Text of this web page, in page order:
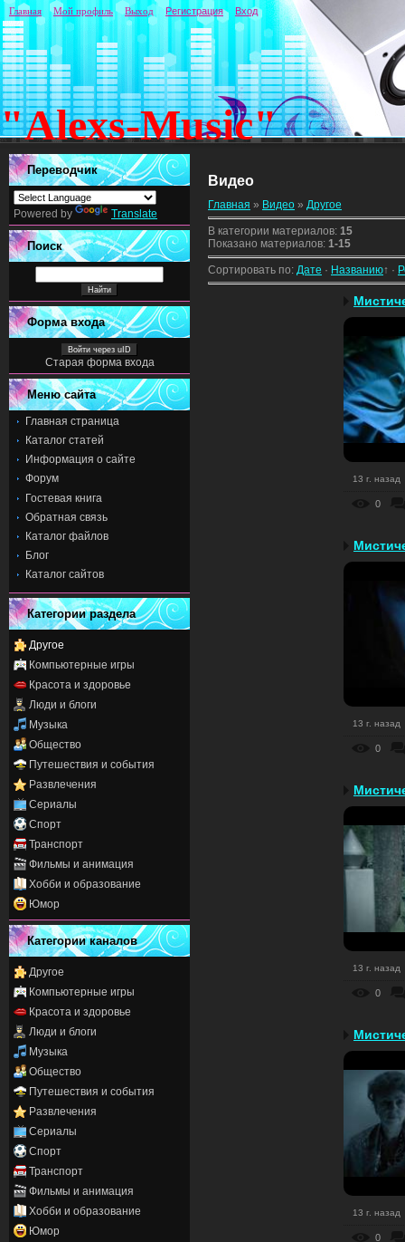
"Alexs-Music"
Главная Мой профиль Выход Регистрация Вход
Переводчик
Powered by Translate
Поиск
Форма входа
Войти через uID
Старая форма входа
Меню сайта
Главная страница
Каталог статей
Информация о сайте
Форум
Гостевая книга
Обратная связь
Каталог файлов
Блог
Каталог сайтов
Категории раздела
Другое
Компьютерные игры
Красота и здоровье
Люди и блоги
Музыка
Общество
Путешествия и события
Развлечения
Сериалы
Спорт
Транспорт
Фильмы и анимация
Хобби и образование
Юмор
Категории каналов
Другое
Компьютерные игры
Красота и здоровье
Люди и блоги
Музыка
Общество
Путешествия и события
Развлечения
Сериалы
Спорт
Транспорт
Фильмы и анимация
Хобби и образование
Юмор
Видео
Главная » Видео » Другое
В категории материалов: 15
Показано материалов: 1-15
Сортировать по: Дате · Названию↑ ·
13 г. назад
0
13 г. назад
0
13 г. назад
0
13 г. назад
0